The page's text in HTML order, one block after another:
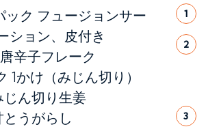
ック フュージョンサー
ション、皮付き
唐辛子フレーク
1かけ（みじん切り）
じん切り生姜
とうがらし
1
2
3